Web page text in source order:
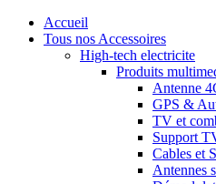
Accueil
Tous nos Accessoires
High-tech electricite
Produits
Antenne
GPS &
TV et
Support
Cables et
Antennes